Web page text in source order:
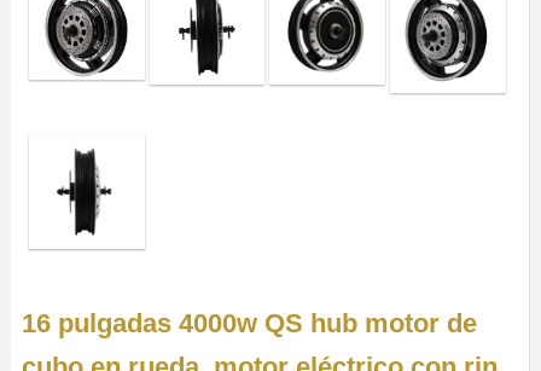
16 pulgadas 4000w QS hub motor de